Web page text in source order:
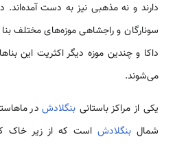
دارند و نه مذهبی نیز به دست آمده‌اند.
سونارگان و راجشاهی موزه‌های مختلف
داکا و چندین موزه دیگر اکثریت این
می‌شوند.
یکی از مراکز باستانیبنگلادش در
شمال بنگلادش است که از زیر